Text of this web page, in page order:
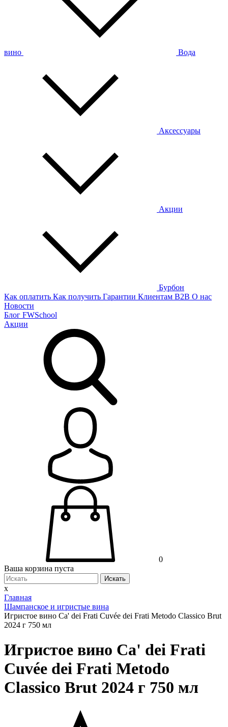
вино Вода
Аксессуары
Акции
Бурбон
Как оплатить Как получить Гарантии Клиентам B2B О нас
Новости
Блог FWSchool
Акции
0
Ваша корзина пуста
Искать
x
Главная
Шампанское и игристые вина
Игристое вино Ca' dei Frati Cuvée dei Frati Metodo Classico Brut
2024 г 750 мл
Игристое вино Ca' dei Frati
Cuvée dei Frati Metodo
Classico Brut 2024 г 750 мл